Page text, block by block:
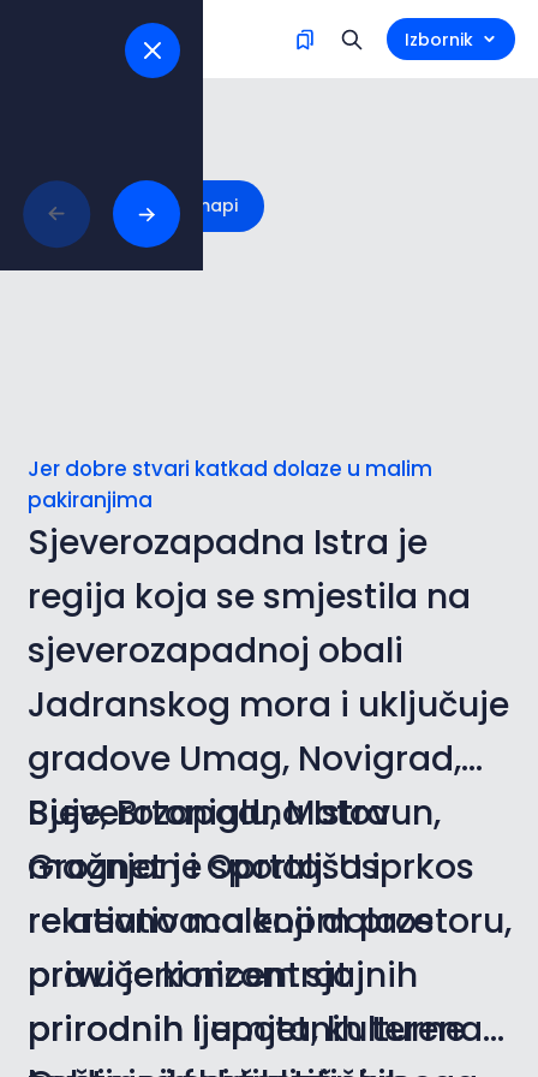
Izbornik
Istraži na mapi
Jer dobre stvari katkad dolaze u malim
pakiranjima
Sjeverozapadna Istra je
regija koja se smjestila na
sjeverozapadnoj obali
Jadranskog mora i uključuje
gradove Umag, Novigrad,
Buje,Brtoniglu,Motovun,
GrožnjaniOprtalj.Usprkos
relativno malenom prostoru,
pravi je koncentrat
prirodnih ljepota, kulturne
Sjeverozapadna Istra
magnet je sportaša i
rekreativaca koji dolaze
privučeni nizom sjajnih
prirodnih i umjetnih terena